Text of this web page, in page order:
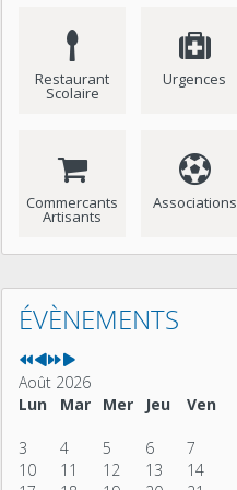
Restaurant
Scolaire
Urgences
Commercants
Artisants
Associations
ÉVÈNEMENTS
Année
précédente
Mois
précédent
Année
suivante
Mois
suivant
Août 2026
Lun
Mar Mer Jeu Ven
3
4 5 6 7
10
11 12 13 14